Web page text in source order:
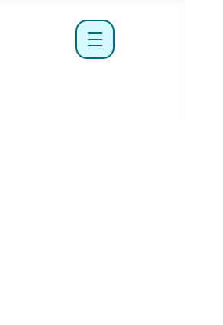
menu hamburger